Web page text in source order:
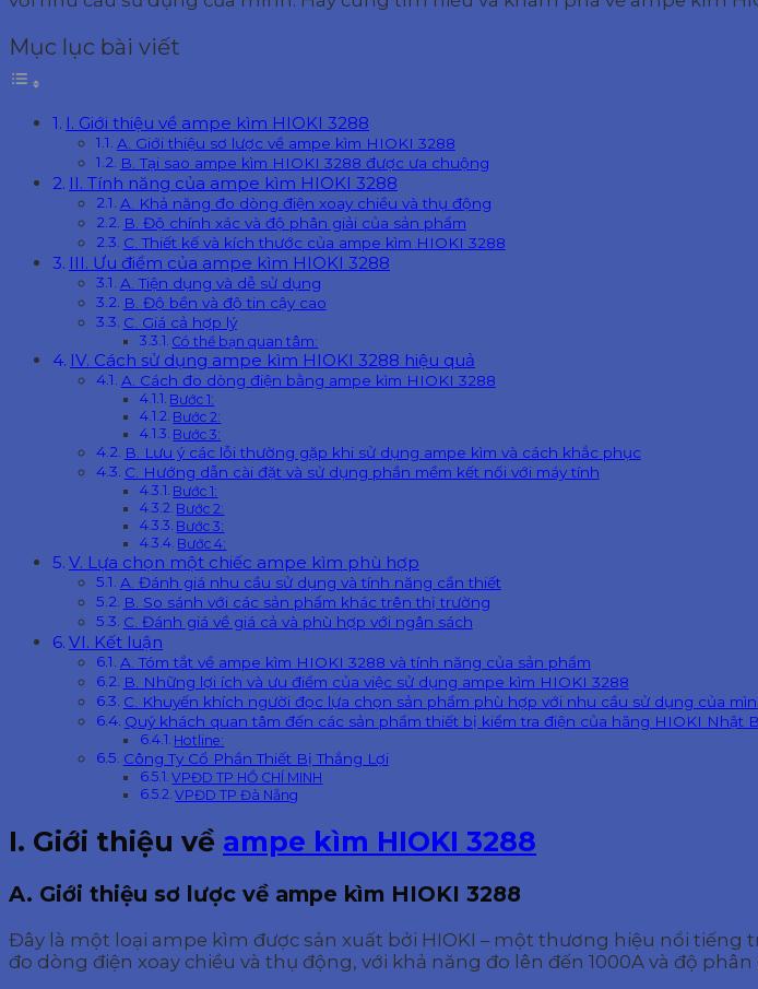
Mục lục bài viết
I. Giới thiệu về ampe kìm HIOKI 3288
A. Giới thiệu sơ lược về ampe kìm HIOKI 3288
B. Tại sao ampe kìm HIOKI 3288 được ưa chuộng
II. Tính năng của ampe kìm HIOKI 3288
A. Khả năng đo dòng điện xoay chiều và thụ động
B. Độ chính xác và độ phân giải của sản phẩm
C. Thiết kế và kích thước của ampe kìm HIOKI 3288
III. Ưu điểm của ampe kìm HIOKI 3288
A. Tiện dụng và dễ sử dụng
B. Độ bền và độ tin cậy cao
C. Giá cả hợp lý
Có thể bạn quan tâm:
IV. Cách sử dụng ampe kìm HIOKI 3288 hiệu quả
A. Cách đo dòng điện bằng ampe kìm HIOKI 3288
Bước 1:
Bước 2:
Bước 3:
B. Lưu ý các lỗi thường gặp khi sử dụng ampe kìm và cách khắc phục
C. Hướng dẫn cài đặt và sử dụng phần mềm kết nối với máy tính
Bước 1:
Bước 2:
Bước 3:
Bước 4:
V. Lựa chọn một chiếc ampe kìm phù hợp
A. Đánh giá nhu cầu sử dụng và tính năng cần thiết
B. So sánh với các sản phẩm khác trên thị trường
C. Đánh giá về giá cả và phù hợp với ngân sách
VI. Kết luận
A. Tóm tắt về ampe kìm HIOKI 3288 và tính năng của sản phẩm
B. Những lợi ích và ưu điểm của việc sử dụng ampe kìm HIOKI 3288
C. Khuyến khích người đọc lựa chọn sản phẩm phù hợp với nhu cầu sử dụng của
Quý khách quan tâm đến các sản phẩm thiết bị kiểm tra điện của hãng HIOKI Nhật
Hotline:
Công Ty Cổ Phần Thiết Bị Thắng Lợi
VPĐD TP HỒ CHÍ MINH
VPĐD TP Đà Nẵng
I. Giới thiệu về ampe kìm HIOKI 3288
A. Giới thiệu sơ lược về ampe kìm HIOKI 3288
Đây là một loại ampe kìm được sản xuất bởi HIOKI – một thương hiệu nổi tiếng
đo dòng điện xoay chiều và thụ động, với khả năng đo lên đến 1000A và độ phân